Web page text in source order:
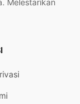
Melestarikan